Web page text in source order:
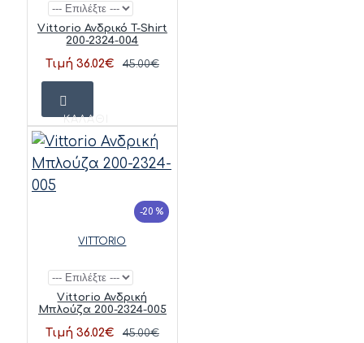
Vittorio Ανδρικό T-Shirt
200-2324-004
Τιμή 36.02€ 45.00€
ΚΑΛΆΘΙ
-20 %
VITTORIO
Vittorio Ανδρική
Μπλούζα 200-2324-005
Τιμή 36.02€ 45.00€